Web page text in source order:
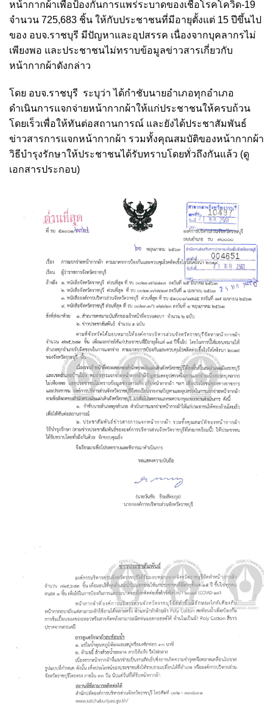
หน้ากากผ้าเพื่อป้องกันการแพร่ระบาดของเชื้อโรคโควิด-19
จำนวน 725,683 ชิ้น ให้กับประชาชนที่มีอายุตั้งแต่ 15 ปีขึ้นไป
ของ อบจ.ราชบุรี มีปัญหาและอุปสรรค เนื่องจากบุคลากรไม่
เพียงพอ และประชาชนไม่ทราบข้อมูลข่าวสารเกี่ยวกับ
หน้ากากผ้าดังกล่าว
โดย อบจ.ราชบุรี ระบุว่า ได้กำชับนายอำเภอทุกอำเภอ
ดำเนินการแจกจ่ายหน้ากากผ้าให้แก่ประชาชนให้ครบถ้วน
โดยเร็วเพื่อให้ทันต่อสถานการณ์ และยังได้ประชาสัมพันธ์
ข่าวสารการแจกหน้ากากผ้า รวมทั้งคุณสมบัติของหน้ากากผ้า
วิธีบำรุงรักษาให้ประชาชนได้รับทราบโดยทั่วถึงกันแล้ว (ดู
เอกสารประกอบ)